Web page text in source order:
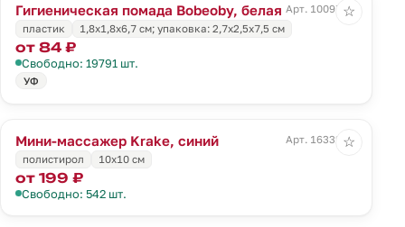
Гигиеническая помада Bobeoby, белая Арт. 10097.01
пластик
1,8x1,8x6,7 см; упаковка: 2,7x2,5x7,5 см
от 84 ₽
Свободно: 19791 шт.
УФ
☆
Мини-массажер Krake, синий
Арт. 16332.40
полистирол
10х10 см
от 199 ₽
Свободно: 542 шт.
☆